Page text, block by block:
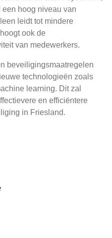
hoog niveau van
leidt tot mindere
ook de
van medewerkers.
beveiligingsmaatregelen
technologieën zoals
learning. Dit zal
en efficiëntere
in Friesland.